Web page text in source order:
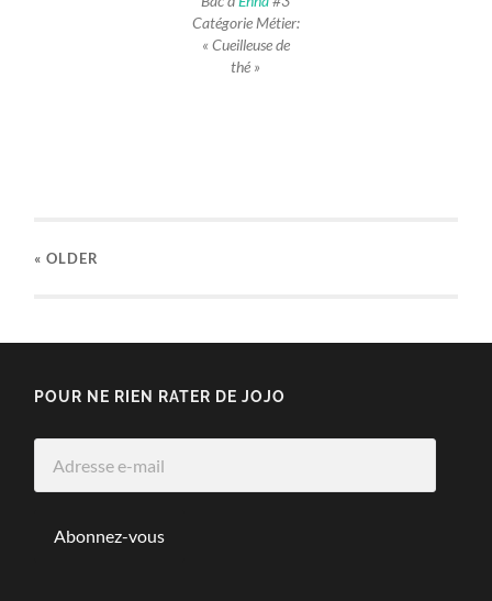
Catégorie Métier:
« Cueilleuse de
thé »
« OLDER
POUR NE RIEN RATER DE JOJO
Abonnez-vous